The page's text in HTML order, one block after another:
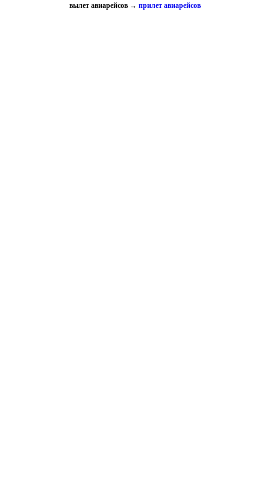
вылет авиарейсов → прилет авиарейсов